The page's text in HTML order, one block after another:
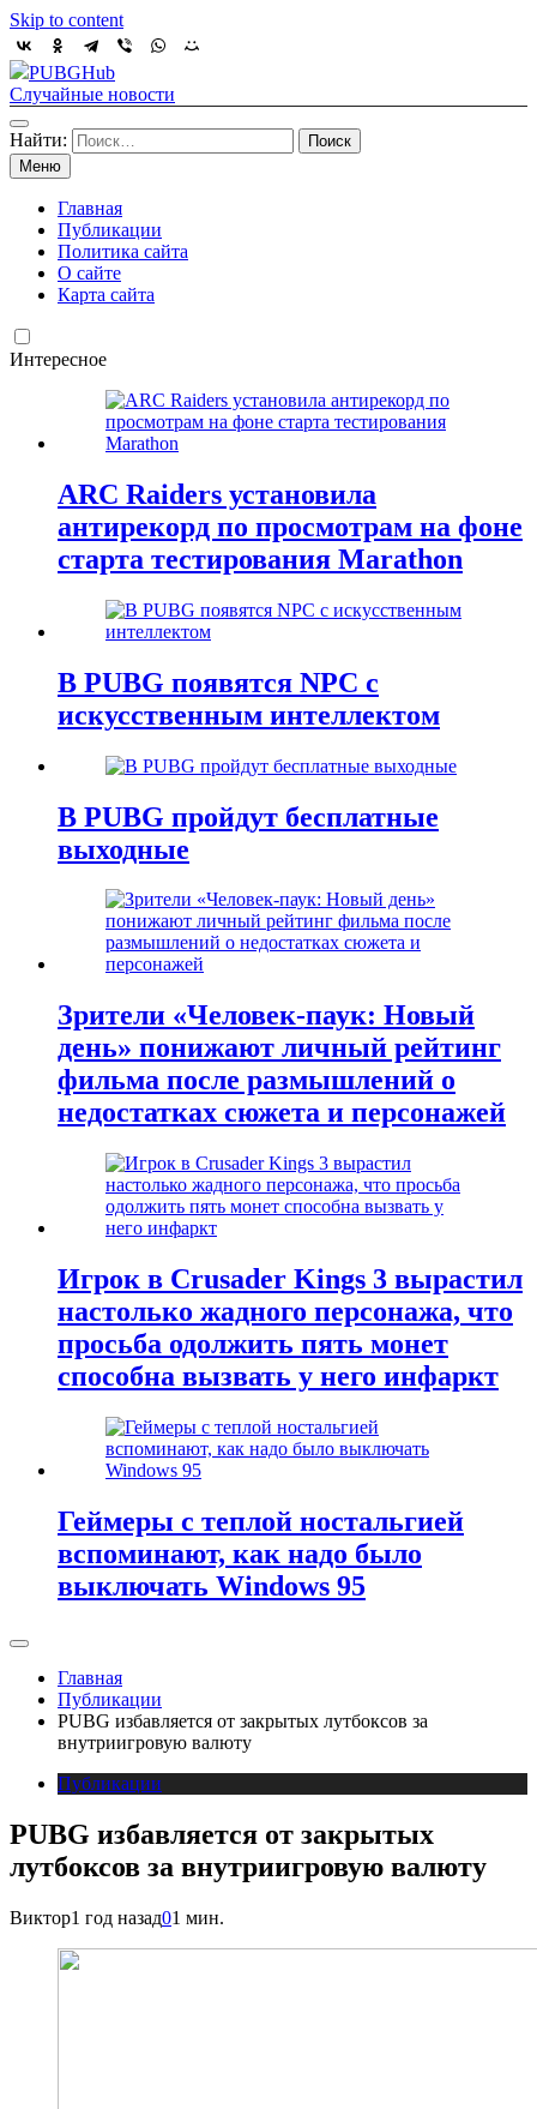
Skip to content
PUBGHub
Случайные новости
Найти:
Меню
Главная
Публикации
Политика сайта
О сайте
Карта сайта
Интересное
ARC Raiders установила
антирекорд по просмотрам на фоне
старта тестирования Marathon
В PUBG появятся NPC с
искусственным интеллектом
В PUBG пройдут бесплатные
выходные
Зрители «Человек-паук: Новый
день» понижают личный рейтинг
фильма после размышлений о
недостатках сюжета и персонажей
Игрок в Crusader Kings 3 вырастил
настолько жадного персонажа, что
просьба одолжить пять монет
способна вызвать у него инфаркт
Геймеры с теплой ностальгией
вспоминают, как надо было
выключать Windows 95
Главная
Публикации
PUBG избавляется от закрытых лутбоксов за
внутриигровую валюту
Публикации
PUBG избавляется от закрытых
лутбоксов за внутриигровую валюту
Виктор1 год назад01 мин.